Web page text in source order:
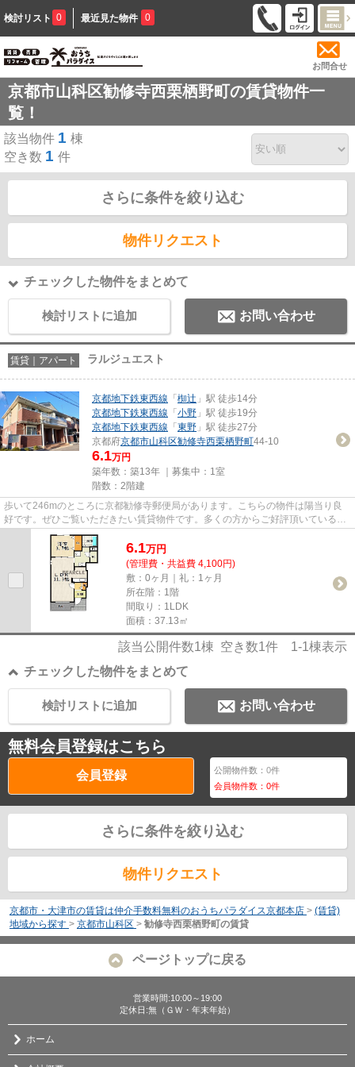
検討リスト 0 最近見た物件 0
お問合せ
京都市山科区勧修寺西栗栖野町の賃貸物件一
覧！
該当物件 1 棟
空き数 1 件
さらに条件を絞り込む
物件リクエスト
チェックした物件をまとめて
検討リストに追加 お問い合わせ
賃貸｜アパート ラルジュエスト
京都地下鉄東西線 「 椥辻 」駅 徒歩14分
京都地下鉄東西線 「 小野 」駅 徒歩19分
京都地下鉄東西線 「 東野 」駅 徒歩27分
京都府京都市山科区勧修寺西栗栖野町44-10
6.1万円
築年数：築13年 ｜募集中： 1室
階数：2階建
歩いて246mのところに京都勧修寺郵便局があります。こちらの物件は陽当り良
好です。ぜひご覧いただきたい賃貸物件です。多くの方からご好評頂いているラ
ルジュエストのご紹介です。あ...
6.1万円
(管理費・共益費 4,100円)
敷：0ヶ月｜礼：1ヶ月
所在階：1階
間取り：1LDK
面積：37.13㎡
該当公開件数1棟 空き数1件 1-1棟表示
チェックした物件をまとめて
お問い合わせ
検討リストに追加
無料会員登録はこちら
会員登録 公開物件数：0件
会員物件数：0件
さらに条件を絞り込む
物件リクエスト
京都市・大津市の賃貸は仲介手数料無料のおうちパラダイス京都本店 > (賃貸)
地域から探す > 京都市山科区 > 勧修寺西栗栖野町の賃貸
ページトップに戻る
営業時間:10:00～19:00
定休日:無（ＧＷ・年末年始）
ホーム